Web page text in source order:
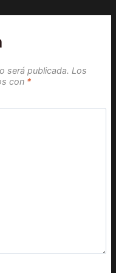
será publicada. Los
con *